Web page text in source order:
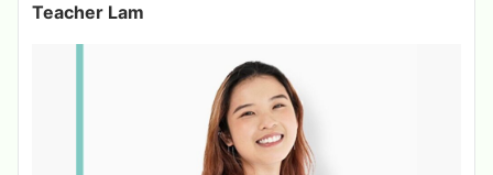
Teacher Lam